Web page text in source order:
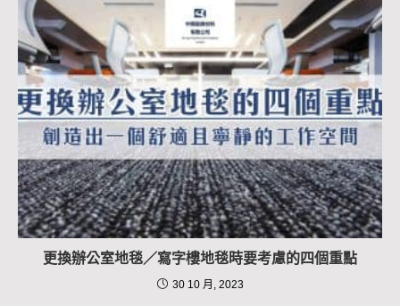
更換辦公室地毯／寫字樓地毯時要考慮的四個重點
30 10 月, 2023